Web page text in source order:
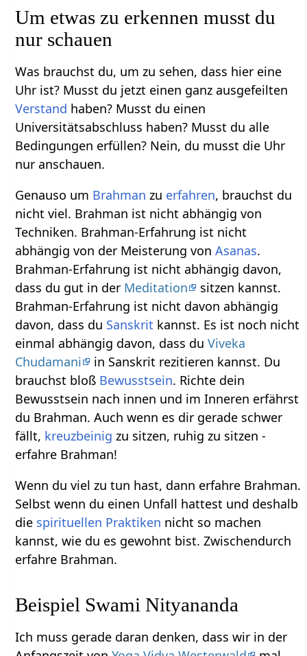
Um etwas zu erkennen musst du
nur schauen
Was brauchst du, um zu sehen, dass hier eine
Uhr ist? Musst du jetzt einen ganz ausgefeilten
Verstand haben? Musst du einen
Universitätsabschluss haben? Musst du alle
Bedingungen erfüllen? Nein, du musst die Uhr
nur anschauen.
Genauso um Brahman zu erfahren, brauchst du
nicht viel. Brahman ist nicht abhängig von
Techniken. Brahman-Erfahrung ist nicht
abhängig von der Meisterung vonAsanas.
Brahman-Erfahrung ist nicht abhängig davon,
dass du gut in der Meditation
sitzen kannst.
Brahman-Erfahrung ist nicht davon abhängig
davon, dass du Sanskrit kannst. Es ist noch nicht
einmal abhängig davon, dass duViveka
Chudamani
in Sanskrit rezitieren kannst. Du
brauchst bloß Bewusstsein. Richte dein
Bewusstsein nach innen und im Inneren erfährst
du Brahman. Auch wenn es dir gerade schwer
fällt, kreuzbeinig zu sitzen, ruhig zu sitzen -
erfahre Brahman!
Wenn du viel zu tun hast, dann erfahre Brahman.
Selbst wenn du einen Unfall hattest und deshalb
die spirituellen Praktiken nicht so machen
kannst, wie du es gewohnt bist. Zwischendurch
erfahre Brahman.
Beispiel Swami Nityananda
Ich muss gerade daran denken, dass wir in der